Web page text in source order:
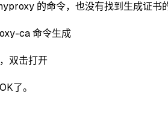
的命令，也没有找到生成证书
ca 命令生成
双击打开
了。